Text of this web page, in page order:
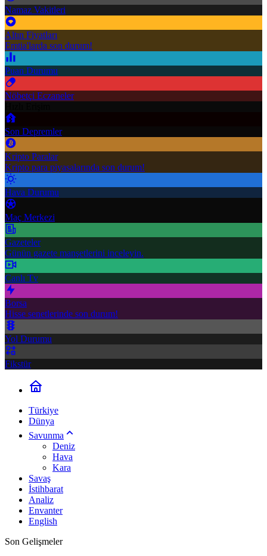
Namaz Vakitleri
Altın Fiyatları
Emtia'larda son durum!
Puan Durumu
Nöbetçi Eczaneler
Son Depremler
Kripto Paralar
Kripto para piyasalarında son durum!
Hava Durumu
Maç Merkezi
Gazeteler
Günün gazete manşetlerini inceleyin.
Canlı Tv
Borsa
Hisse senetlerinde son durum!
Yol Durumu
Fikstür
Türkiye
Dünya
Savunma
Deniz
Hava
Kara
Savaş
İstihbarat
Analiz
Envanter
English
Son Gelişmeler